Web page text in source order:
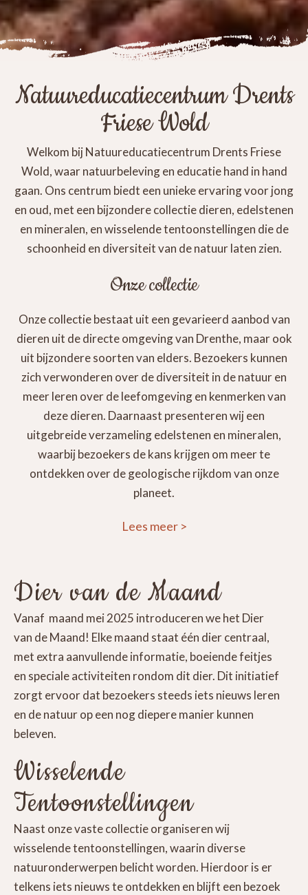
Natuureducatiecentrum Drents
Friese Wold
Welkom bij Natuureducatiecentrum Drents Friese
Wold, waar natuurbeleving en educatie hand in hand
gaan. Ons centrum biedt een unieke ervaring voor jong
en oud, met een bijzondere collectie dieren, edelstenen
en mineralen, en wisselende tentoonstellingen die de
schoonheid en diversiteit van de natuur laten zien.
Onze collectie
Onze collectie bestaat uit een gevarieerd aanbod van
dieren uit de directe omgeving van Drenthe, maar ook
uit bijzondere soorten van elders. Bezoekers kunnen
zich verwonderen over de diversiteit in de natuur en
meer leren over de leefomgeving en kenmerken van
deze dieren. Daarnaast presenteren wij een
uitgebreide verzameling edelstenen en mineralen,
waarbij bezoekers de kans krijgen om meer te
ontdekken over de geologische rijkdom van onze
planeet.
Lees meer >
Dier van de Maand
Vanaf maand mei 2025 introduceren we het Dier
van de Maand! Elke maand staat één dier centraal,
met extra aanvullende informatie, boeiende feitjes
en speciale activiteiten rondom dit dier. Dit initiatief
zorgt ervoor dat bezoekers steeds iets nieuws leren
en de natuur op een nog diepere manier kunnen
beleven.
Wisselende
Tentoonstellingen
Naast onze vaste collectie organiseren wij
wisselende tentoonstellingen, waarin diverse
natuuronderwerpen belicht worden. Hierdoor is er
telkens iets nieuws te ontdekken en blijft een bezoek